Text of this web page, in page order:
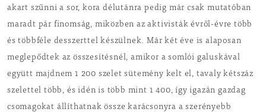
akart szűnni a sor, kora délutánra pedig már csak mutatóban
maradt pár finomság, miközben az aktivisták évről-évre több
és többféle desszerttel készülnek. Már két éve is alaposan
meglepődtek az összesítésnél, amikor a somlói galuskával
együtt majdnem 1 200 szelet sütemény kelt el, tavaly kétszáz
szelettel több, és idén is több mint 1 400, így igazán gazdag
csomagokat állíthatnak össze karácsonyra a szerényebb